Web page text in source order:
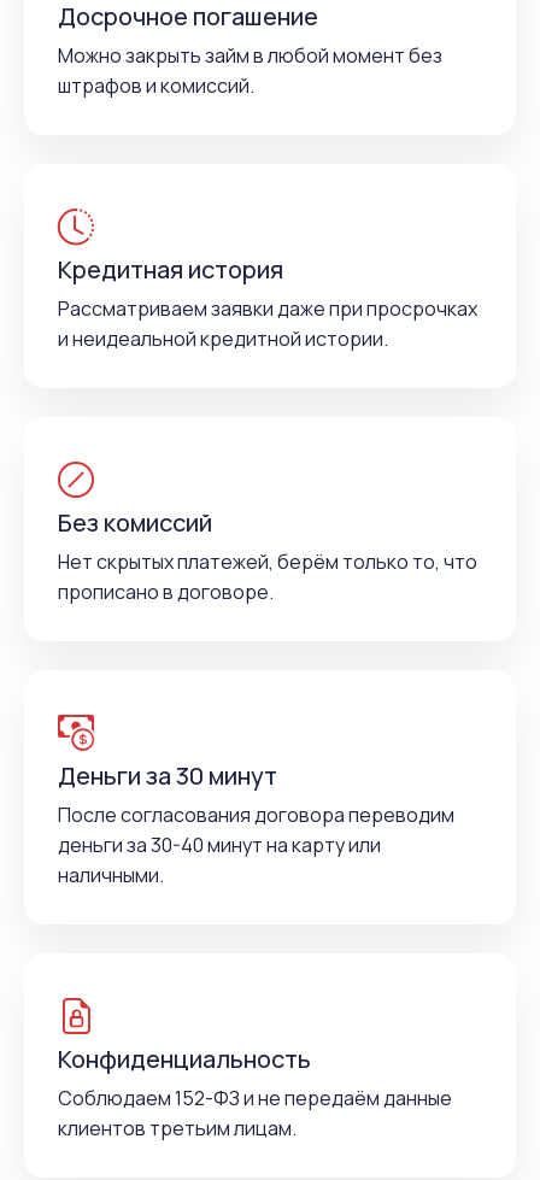
Досрочное погашение
Можно закрыть займ в любой момент без
штрафов и комиссий.
Кредитная история
Рассматриваем заявки даже при просрочках
и неидеальной кредитной истории.
Без комиссий
Нет скрытых платежей, берём только то, что
прописано в договоре.
Деньги за 30 минут
После согласования договора переводим
деньги за 30-40 минут на карту или
наличными.
Конфиденциальность
Соблюдаем 152-ФЗ и не передаём данные
клиентов третьим лицам.